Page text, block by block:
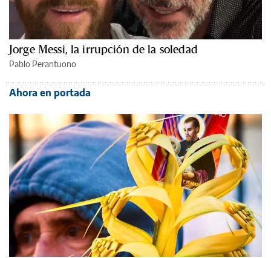
Jorge Messi, la irrupción de la soledad
Pablo Perantuono
Ahora en portada